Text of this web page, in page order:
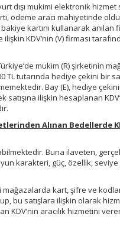
dışı mukimi elektronik hizmet
ödeme aracı mahiyetinde
kartını kullanarak anılan
KDV’nin (V) firması
mukim (R) şirketinin
TL tutarında hediye çekini bir
Bay (E), hediye
satışına ilişkin hesaplanan
Alınan Bedellerde
Buna ilaveten,
karakteri, güç, özellik, seviye
mağazalarda kart, şifre ve
bu satışlara ilişkin olarak
KDV’nin aracılık hizmetini